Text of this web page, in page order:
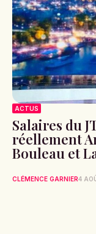
ACTUS
Salaires du
réellement
Bouleau et
CLÉMENCE GARNIER4